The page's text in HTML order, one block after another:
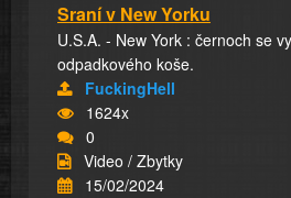
Sraní v New Yorku
U.S.A. - New York : černoch se
odpadkového koše.
FuckingHell
1624x
0
Video / Zbytky
15/02/2024